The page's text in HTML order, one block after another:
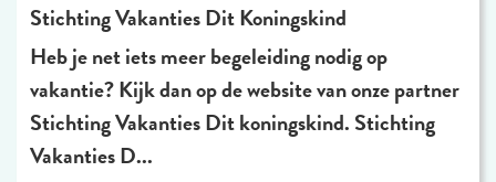
Stichting Vakanties Dit Koningskind
Heb je net iets meer begeleiding nodig op
vakantie? Kijk dan op de website van onze partner
Stichting Vakanties Dit koningskind. Stichting
Vakanties D...